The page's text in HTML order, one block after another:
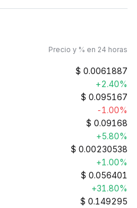
Precio y % en 24 horas
$ 0.0061887
+2.40%
$ 0.095167
-1.00%
$ 0.09168
+5.80%
$ 0.00230538
+1.00%
$ 0.056401
+31.80%
$ 0.149295